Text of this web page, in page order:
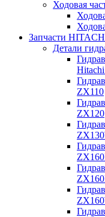
Ходовая
Запчасти
Детали
ZX110
ZX120